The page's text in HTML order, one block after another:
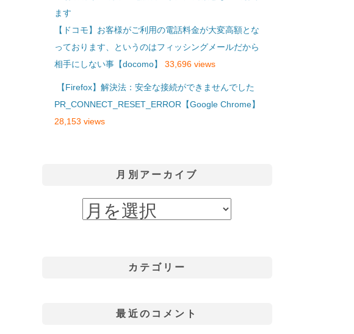
【ドコモ】お客様がご利用の電話料金が大変高額とな
っております、というのはフィッシングメールだから
相手にしない事【docomo】
33,696 views
【Firefox】解決法：安全な接続ができませんでした
PR_CONNECT_RESET_ERROR【Google Chrome】
28,153 views
月別アーカイブ
カテゴリー
最近のコメント